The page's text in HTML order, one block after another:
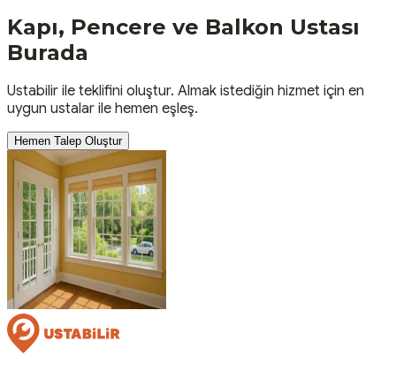
Kapı, Pencere ve Balkon Ustası
Burada
Ustabilir ile teklifini oluştur. Almak istediğin hizmet için en
uygun ustalar ile hemen eşleş.
Hemen Talep Oluştur